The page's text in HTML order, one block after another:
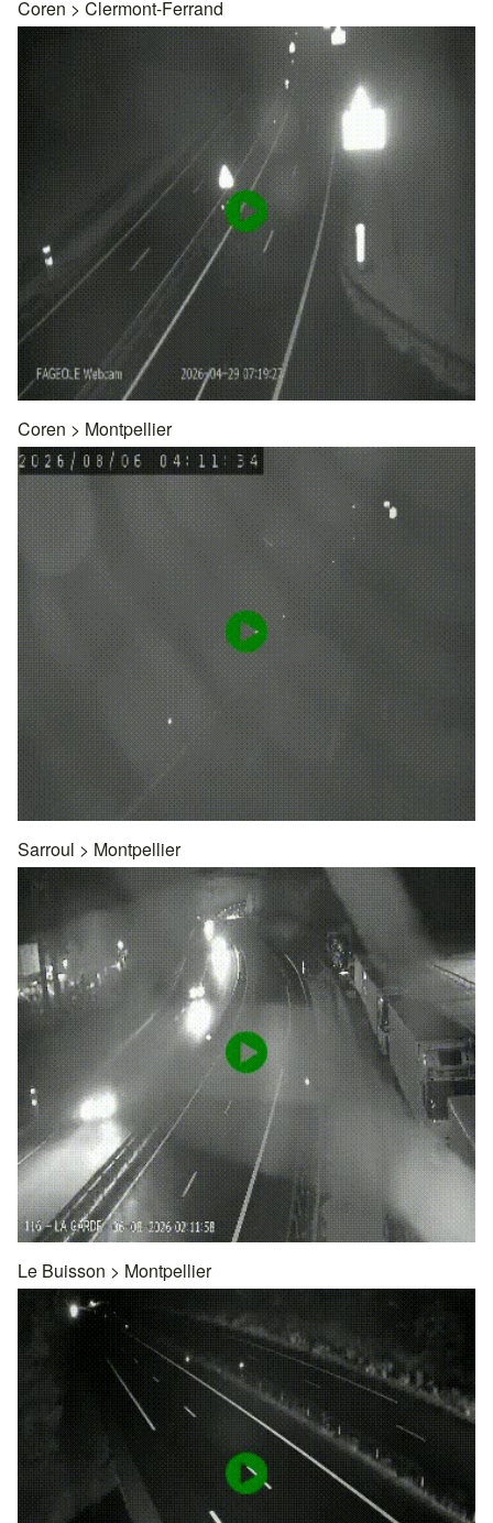
Coren > Clermont-Ferrand
Coren > Montpellier
Sarroul > Montpellier
Le Buisson > Montpellier